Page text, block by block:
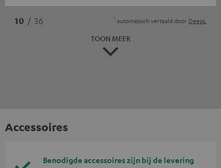
10 / 36 * automatisch vertaald door DeepL
TOON MEER
Accessoires
Benodigde accessoires zijn bij de levering